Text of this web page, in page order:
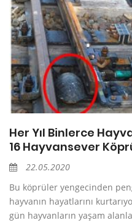
Her Yıl Binlerce
16 Hayvansever
22.05.2020
Bu köprüler yengecinden
hayvanın hayatlarını
gün hayvanların yaşam